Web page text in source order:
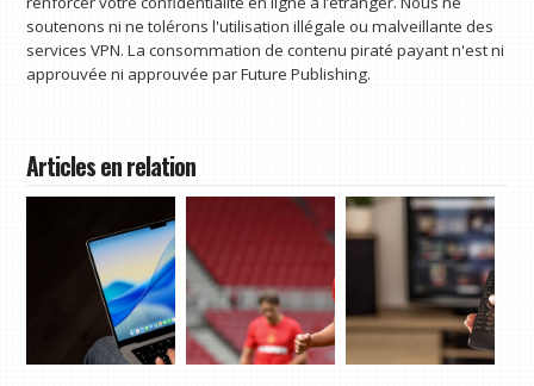
soutenons ni ne tolérons l'utilisation illégale ou malveillante des
services VPN. La consommation de contenu piraté payant n'est ni
approuvée ni approuvée par Future Publishing.
Articles en relation